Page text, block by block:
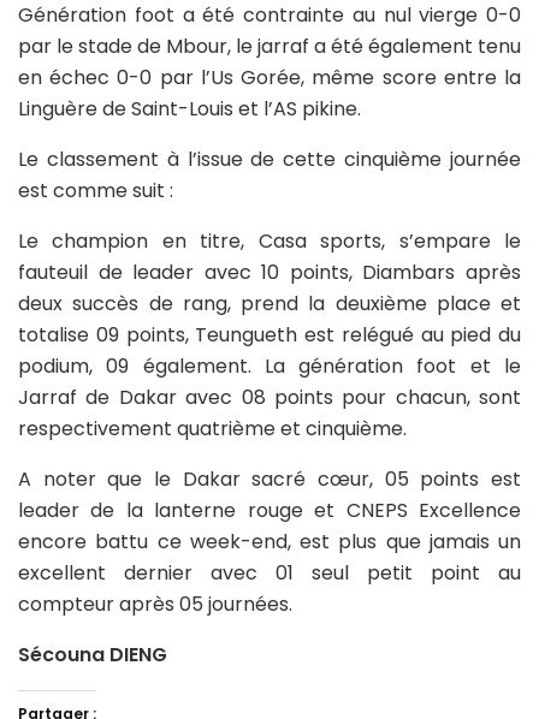
Génération foot a été contrainte au nul vierge 0-0
par le stade de Mbour, le jarraf a été également tenu
en échec 0-0 par l’Us Gorée, même score entre la
Linguère de Saint-Louis et l’AS pikine.
Le classement à l’issue de cette cinquième journée
est comme suit :
Le champion en titre, Casa sports, s’empare le
fauteuil de leader avec 10 points, Diambars après
deux succès de rang, prend la deuxième place et
totalise 09 points, Teungueth est relégué au pied du
podium, 09 également. La génération foot et le
Jarraf de Dakar avec 08 points pour chacun, sont
respectivement quatrième et cinquième.
A noter que le Dakar sacré cœur, 05 points est
leader de la lanterne rouge et CNEPS Excellence
encore battu ce week-end, est plus que jamais un
excellent dernier avec 01 seul petit point au
compteur après 05 journées.
Sécouna DIENG
Partager :